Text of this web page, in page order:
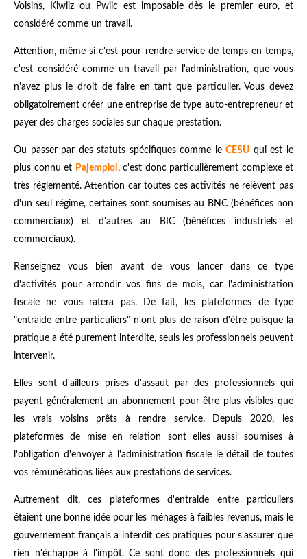
Voisins, Kiwiiz ou Pwiic est imposable dès le premier euro, et
considéré comme un travail.
Attention, même si c'est pour rendre service de temps en temps,
c'est considéré comme un travail par l'administration, que vous
n'avez plus le droit de faire en tant que particulier. Vous devez
obligatoirement créer une entreprise de type auto-entrepreneur et
payer des charges sociales sur chaque prestation.
Ou passer par des statuts spécifiques comme leCESU qui est le
plus connu et Pajemploi, c'est donc particulièrement complexe et
très réglementé. Attention car toutes ces activités ne relèvent pas
d'un seul régime, certaines sont soumises au BNC (bénéfices non
commerciaux) et d'autres au BIC (bénéfices industriels et
commerciaux).
Renseignez vous bien avant de vous lancer dans ce type
d'activités pour arrondir vos fins de mois, car l'administration
fiscale ne vous ratera pas. De fait, les plateformes de type
"entraide entre particuliers" n'ont plus de raison d'être puisque la
pratique a été purement interdite, seuls les professionnels peuvent
intervenir.
Elles sont d'ailleurs prises d'assaut par des professionnels qui
payent généralement un abonnement pour être plus visibles que
les vrais voisins prêts à rendre service. Depuis 2020, les
plateformes de mise en relation sont elles aussi soumises à
l'obligation d'envoyer à l'administration fiscale le détail de toutes
vos rémunérations liées aux prestations de services.
Autrement dit, ces plateformes d'entraide entre particuliers
étaient une bonne idée pour les ménages à faibles revenus, mais le
gouvernement français a interdit ces pratiques pour s'assurer que
rien n'échappe à l'impôt. Ce sont donc des professionnels qui